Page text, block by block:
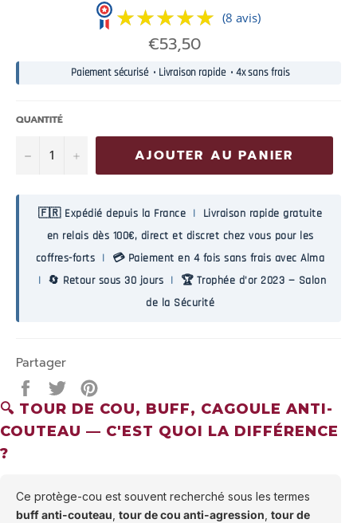
★★★★★
★★★★★ (8 avis)
Prix
normal
€53,50
Paiement sécurisé • Livraison rapide • 4x sans frais
QUANTITÉ
− + AJOUTER AU PANIER
🇫🇷 Expédié depuis la France | Livraison rapide gratuite
en relais dès 100€, direct et discret chez vous pour les
coffres-forts | 💳 Paiement en 4 fois sans frais avec Alma
| 🔄 Retour sous 30 jours | 🏆 Trophée d'or 2023 — Salon
de la Sécurité
Partager
Partager
sur
Facebook
Tweeter
sur
Twitter
sur
Pinterest
🔍 TOUR DE COU, BUFF, CAGOULE ANTI-
COUTEAU — C'EST QUOI LA DIFFÉRENCE
?
Ce protège-cou est souvent recherché sous les termes
buff anti-couteau tour de cou anti-agression tour de